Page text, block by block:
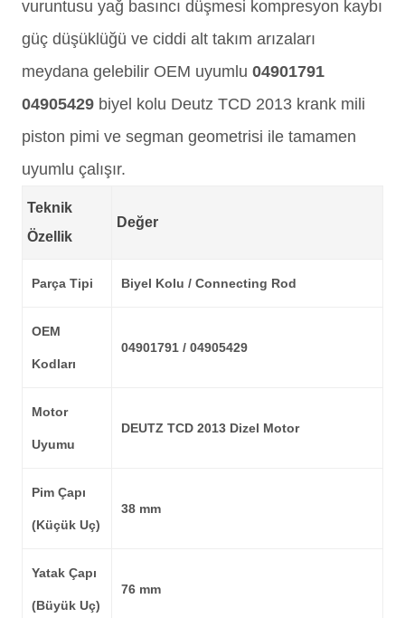
vuruntusu yağ basıncı düşmesi kompresyon kaybı
güç düşüklüğü ve ciddi alt takım arızaları
meydana gelebilir OEM uyumlu 04901791
04905429 biyel kolu Deutz TCD 2013 krank mili
piston pimi ve segman geometrisi ile tamamen
uyumlu çalışır.
Teknik
Özellik
Değer
Parça Tipi Biyel Kolu / Connecting Rod
OEM
Kodları
04901791 / 04905429
Motor
Uyumu
DEUTZ TCD 2013 Dizel Motor
Pim Çapı
(Küçük Uç)
38 mm
Yatak Çapı
(Büyük Uç)
76 mm